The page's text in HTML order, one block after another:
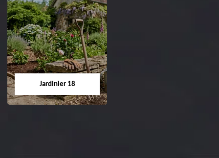
Dessouchage arbre
et haie 18
Entreprise dessouchage
arbre et haie 18 Cher
Jardinier 18